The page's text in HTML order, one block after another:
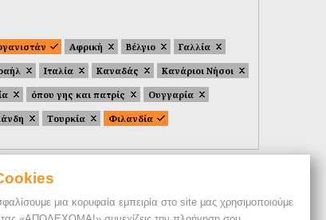
μια κορυφαία εμπειρία στο site μας χρησιμοποιούμε
Αφρική Βέλγιο
Γαλλία
Ιταλία Καναδάς
Κανάριοι Νήσοι
όπου γης και πατρίς
Ουγγαρία
Τουρκία Φιλανδία